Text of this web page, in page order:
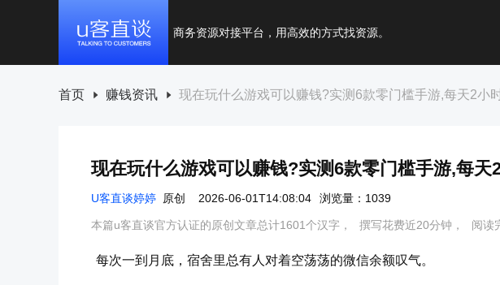
商务资源对接平台，用高效的方式找资源。
首页 赚钱资讯 现在玩什么游戏可以赚钱?实测6款零门槛手游,每天2小
现在玩什么游戏可以赚钱?实测6款零门槛手游,每天
U客直谈婷婷 原创 2026-06-01T14:08:04 浏览量：1039
本篇u客直谈官方认证的原创文章总计1601个汉字， 撰写花费近20分钟， 阅读
每次一到月底，宿舍里总有人对着空荡荡的微信余额叹气。